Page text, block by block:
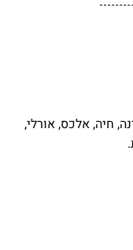
חיה, אלכס, אורלי,